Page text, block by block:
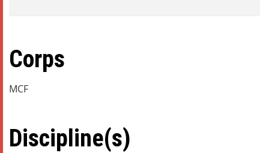
Corps
MCF
Discipline(s)